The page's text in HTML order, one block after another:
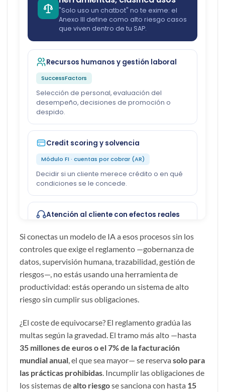
Si conectas un modelo de IA a esos procesos sin los
controles que exige el reglamento —gobernanza de
datos, supervisión humana, trazabilidad, gestión de
riesgos—, no estás usando una herramienta de
productividad: estás operando un sistema de alto
riesgo sin cumplir sus obligaciones.
¿El coste de equivocarse? El reglamento gradúa las
multas según la gravedad. El tramo más alto —hasta
35 millones de euros o el 7% de la facturación
mundial anual , el que sea mayor— se reserva solo para
las prácticas prohibidas . Incumplir las obligaciones de
los sistemas dealto riesgose sanciona con hasta 15